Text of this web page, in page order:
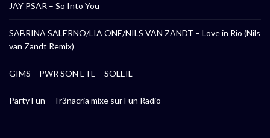
JAY PSAR – So Into You
SABRINA SALERNO/LIA ONE/NILS VAN ZANDT – Love in Rio (Nils
van Zandt Remix)
GIMS – PWR SON ETE – SOLEIL
Party Fun – Tr3nacria mixe sur Fun Radio